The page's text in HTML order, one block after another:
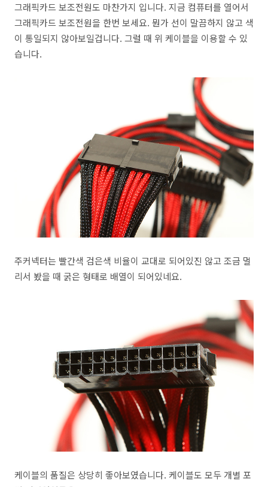
그래픽카드 보조전원도 마찬가지 입니다. 지금 컴퓨터를 열어서
그래픽카드 보조전원을 한번 보세요. 뭔가 선이 말끔하지 않고 색
이 통일되지 않아보일겁니다. 그럴 때 위 케이블을 이용할 수 있
습니다.
주커넥터는 빨간색 검은색 비율이 교대로 되어있진 않고 조금 멀
리서 봤을 때 굵은 형태로 배열이 되어있네요.
케이블의 품질은 상당히 좋아보였습니다. 케이블도 모두 개별 포